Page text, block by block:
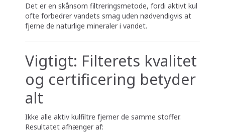
Det er en skånsom filtreringsmetode, fordi aktivt kul
ofte forbedrer vandets smag uden nødvendigvis at
fjerne de naturlige mineraler i vandet.
Vigtigt: Filterets kvalitet
og certificering betyder
alt
Ikke alle aktiv kulfiltre fjerner de samme stoffer.
Resultatet afhænger af: